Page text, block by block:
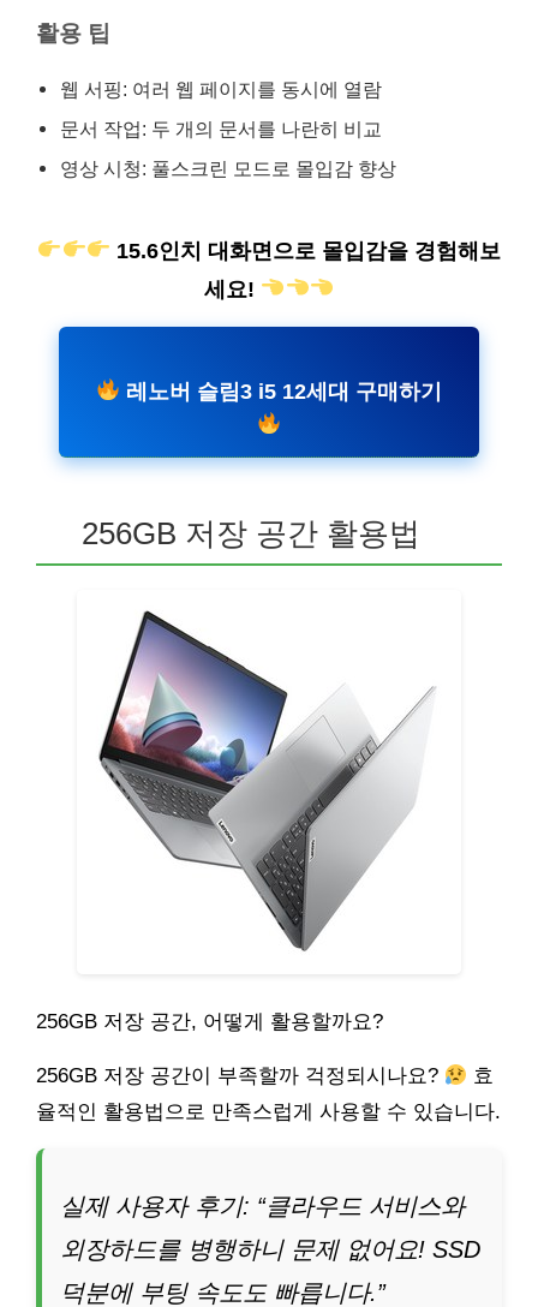
활용 팁
웹 서핑: 여러 웹 페이지를 동시에 열람
문서 작업: 두 개의 문서를 나란히 비교
영상 시청: 풀스크린 모드로 몰입감 향상
15.6인치 대화면으로 몰입감을 경험해보
세요!
레노버 슬림3 i5 12세대 구매하기
256GB 저장 공간 활용법
256GB 저장 공간, 어떻게 활용할까요?
256GB 저장 공간이 부족할까 걱정되시나요?
효
율적인 활용법으로 만족스럽게 사용할 수 있습니다.
실제 사용자 후기: “클라우드 서비스와
외장하드를 병행하니 문제 없어요! SSD
덕분에 부팅 속도도 빠릅니다.”